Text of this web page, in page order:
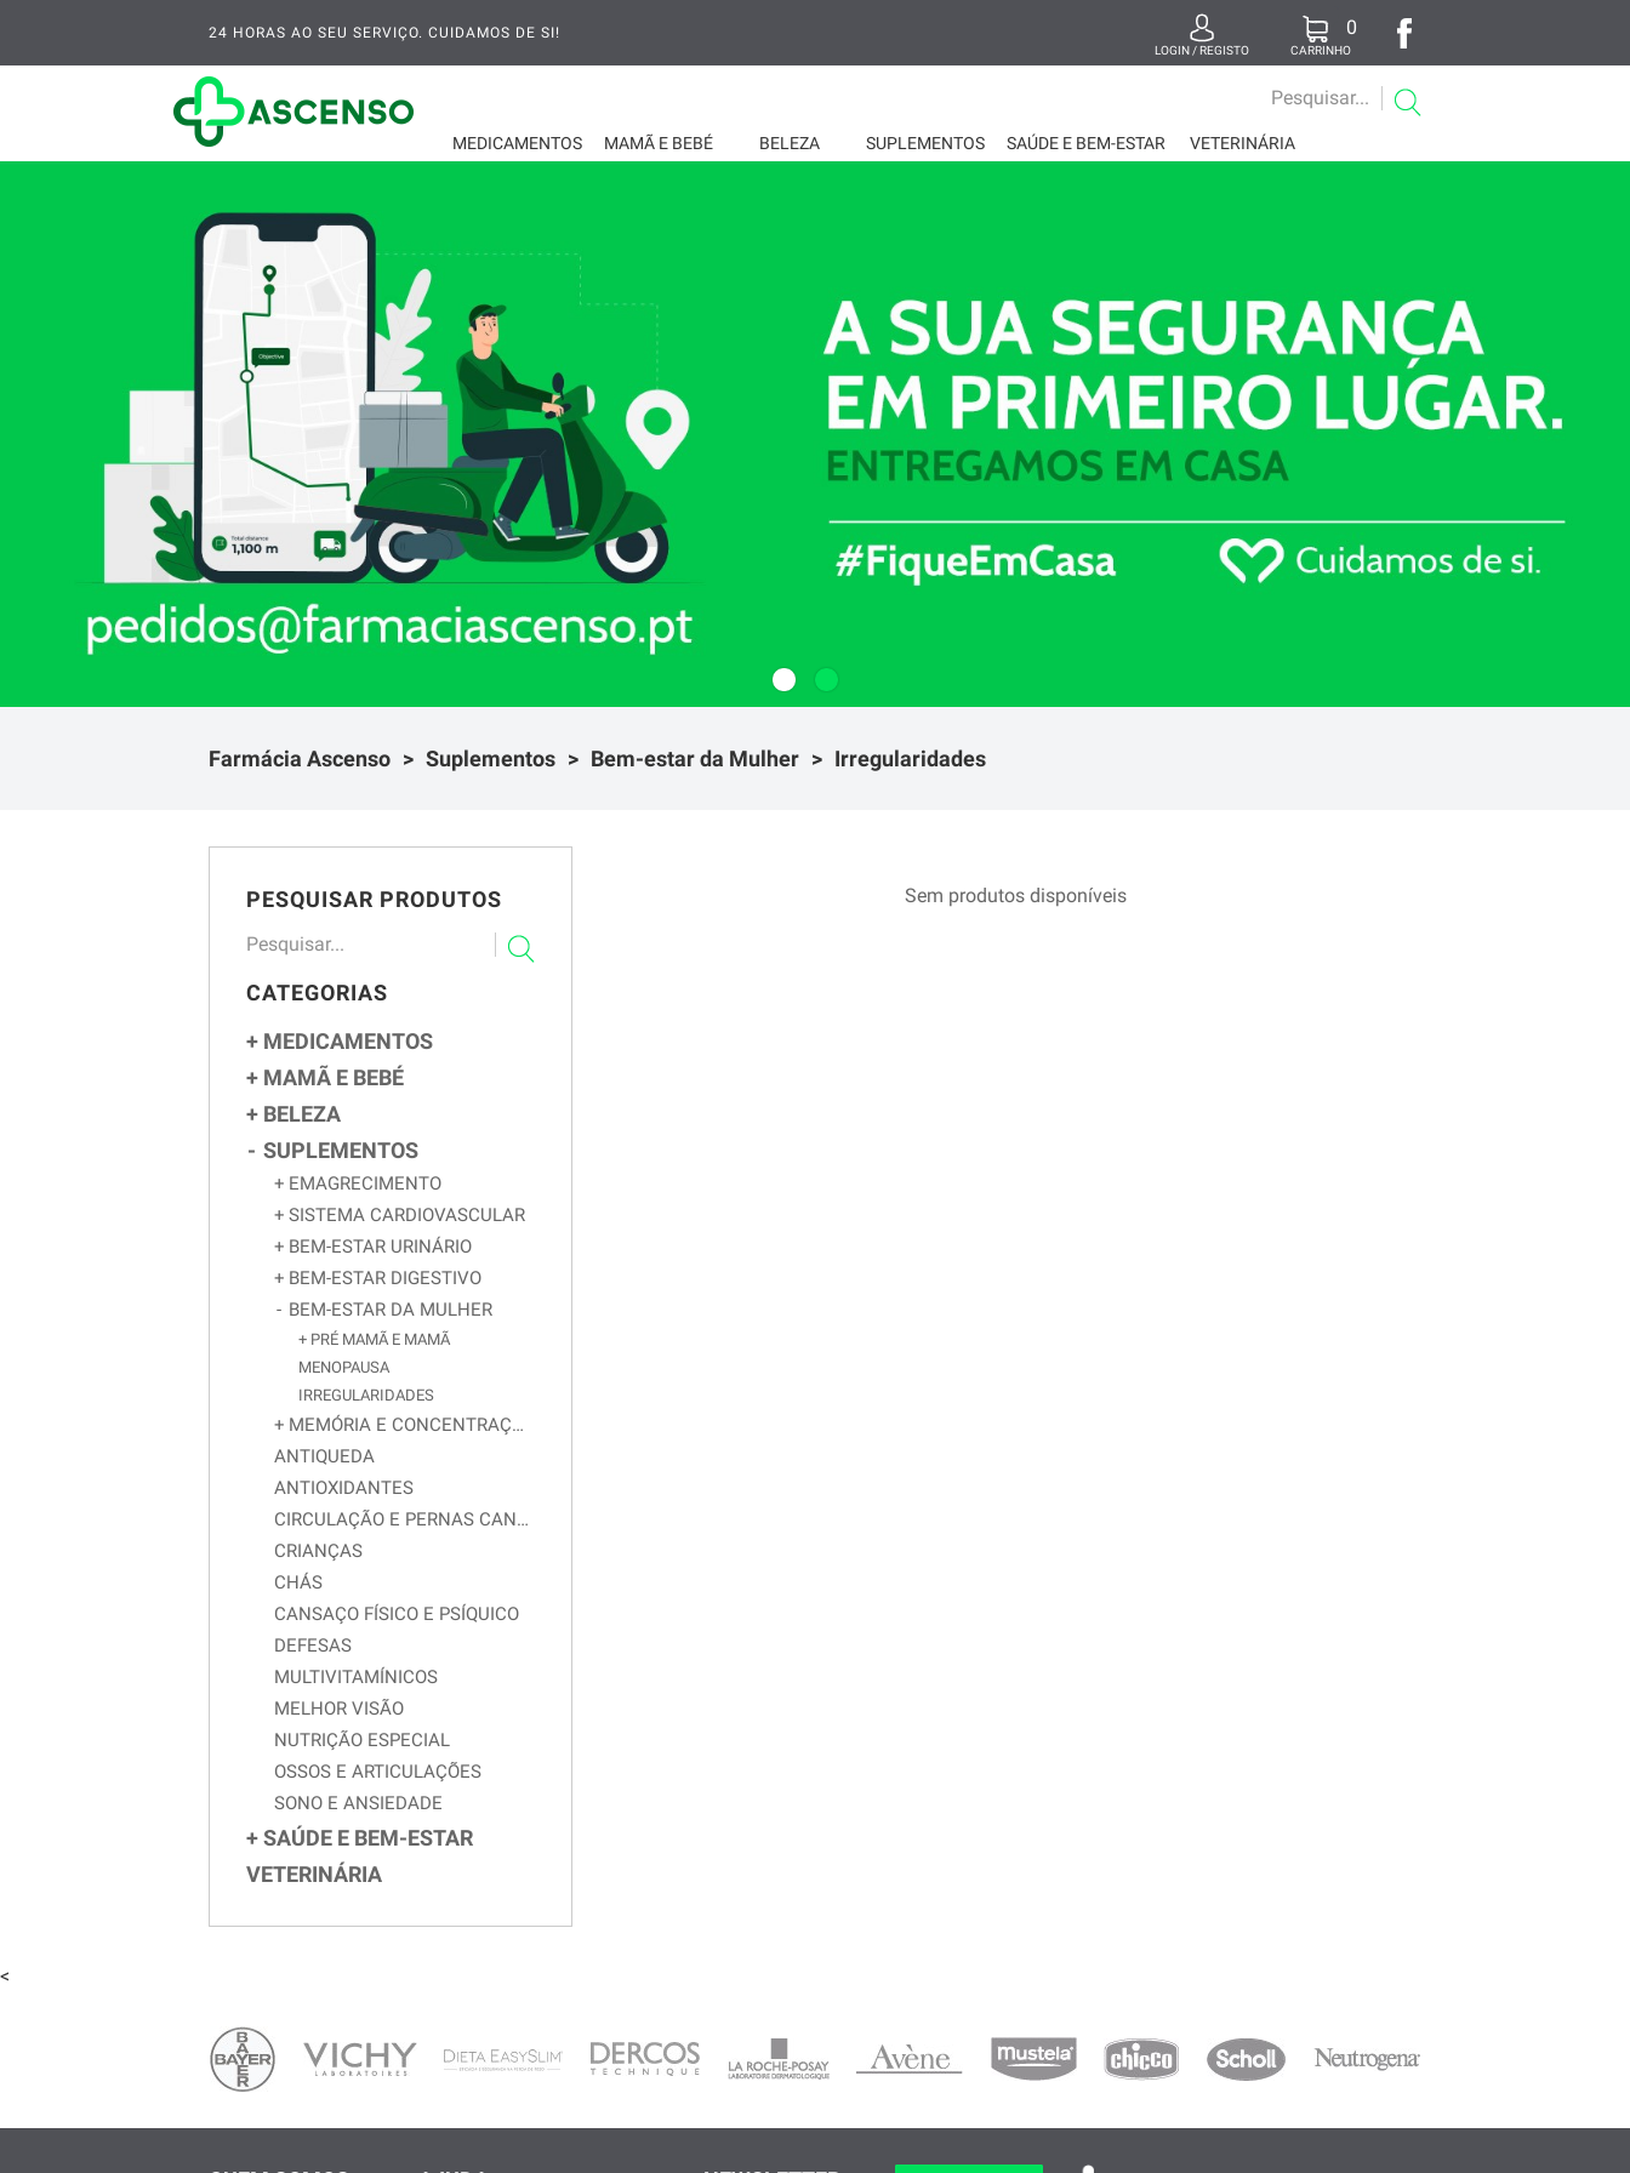
24 HORAS AO SEU SERVIÇO. CUIDAMOS DE SI!
LOGIN / REGISTO CARRINHO
0
MEDICAMENTOS MAMÃ E BEBÉ BELEZA SUPLEMENTOS SAÚDE E BEM-ESTAR VETERINÁRIA
Farmácia Ascenso Suplementos Bem-estar da Mulher Irregularidades
PESQUISAR PRODUTOS
CATEGORIAS
MEDICAMENTOS
MAMÃ E BEBÉ
BELEZA
SUPLEMENTOS
EMAGRECIMENTO
SISTEMA CARDIOVASCULAR
BEM-ESTAR URINÁRIO
BEM-ESTAR DIGESTIVO
BEM-ESTAR DA MULHER
PRÉ MAMÃ E MAMÃ
MENOPAUSA
IRREGULARIDADES
MEMÓRIA E CONCENTRAÇÃO
ANTIQUEDA
ANTIOXIDANTES
CIRCULAÇÃO E PERNAS CANSADAS
CRIANÇAS
CHÁS
CANSAÇO FÍSICO E PSÍQUICO
DEFESAS
MULTIVITAMÍNICOS
MELHOR VISÃO
NUTRIÇÃO ESPECIAL
OSSOS E ARTICULAÇÕES
SONO E ANSIEDADE
SAÚDE E BEM-ESTAR
VETERINÁRIA
Sem produtos disponíveis
<